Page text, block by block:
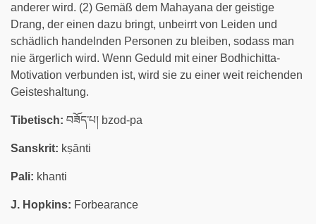
anderer wird. (2) Gemäß dem Mahayana der geistige
Drang, der einen dazu bringt, unbeirrt von Leiden und
schädlich handelnden Personen zu bleiben, sodass man
nie ärgerlich wird. Wenn Geduld mit einer Bodhichitta-
Motivation verbunden ist, wird sie zu einer weit reichenden
Geisteshaltung.
Tibetisch: བཟོད་པ། bzod-pa
Sanskrit: kṣānti
Pali: khanti
J. Hopkins: Forbearance